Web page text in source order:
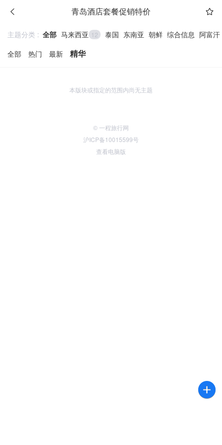
青岛酒店套餐促销特价
主题分类 : 全部 马来西亚 12 泰国 东南亚 朝鲜 综合信息 阿富汗
全部
热门 最新 精华
本版块或指定的范围内尚无主题
© 一程旅行网
沪ICP备10015599号
查看电脑版